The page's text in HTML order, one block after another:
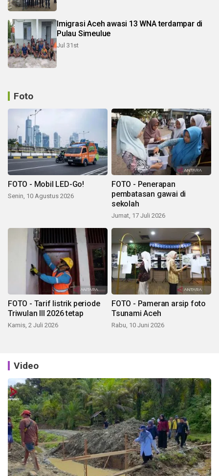
Imigrasi Aceh awasi 13 WNA terdampar di
Pulau Simeulue
Jul 31st
Foto
FOTO - Mobil LED-Go!
Senin, 10 Agustus 2026
FOTO - Penerapan
pembatasan gawai di
sekolah
Jumat, 17 Juli 2026
FOTO - Tarif listrik periode
Triwulan III 2026 tetap
Kamis, 2 Juli 2026
FOTO - Pameran arsip foto
Tsunami Aceh
Rabu, 10 Juni 2026
Video